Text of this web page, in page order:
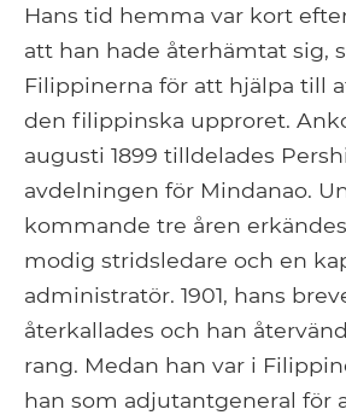
Hans tid hemma var kort
att han hade återhämtat sig,
Filippinerna för att hjälpa till
den filippinska upproret.
augusti 1899 tilldelades
avdelningen för Mindanao.
kommande tre åren
modig stridsledare och en
administratör. 1901, hans
återkallades och han
rang. Medan han var i
han som adjutantgeneral för